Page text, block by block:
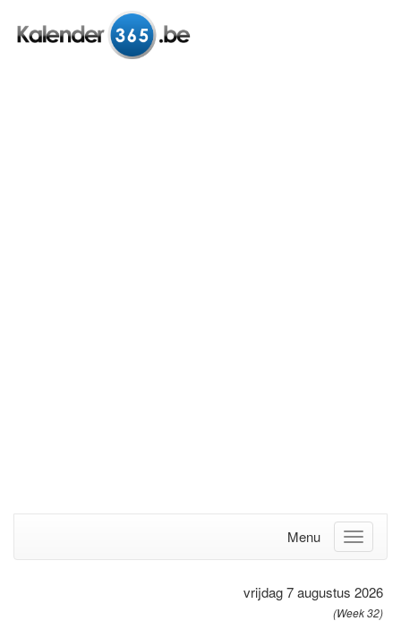
Menu
vrijdag 7 augustus 2026
(Week 32)